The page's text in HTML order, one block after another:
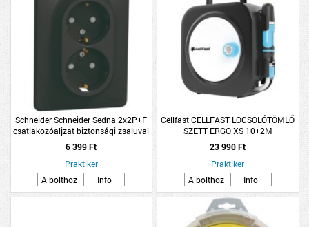
Schneider Schneider Sedna 2x2P+F
csatlakozóaljzat biztonsági zsaluval
16A csavaros bekötés kerettel
antracit
6 399 Ft
Praktiker
A bolthoz
Info
Cellfast CELLFAST LOCSOLÓTÖMLŐ
SZETT ERGO XS 10+2M
23 990 Ft
Praktiker
A bolthoz
Info